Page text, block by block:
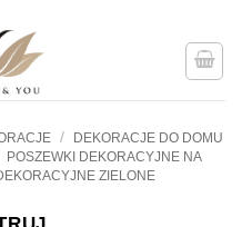
/ DEKORACJE DO DOMU
POSZEWKI DEKORACYJNE NA
ZIELONE